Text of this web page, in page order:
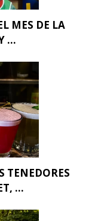
MES DE LA
...
TENEDORES
...